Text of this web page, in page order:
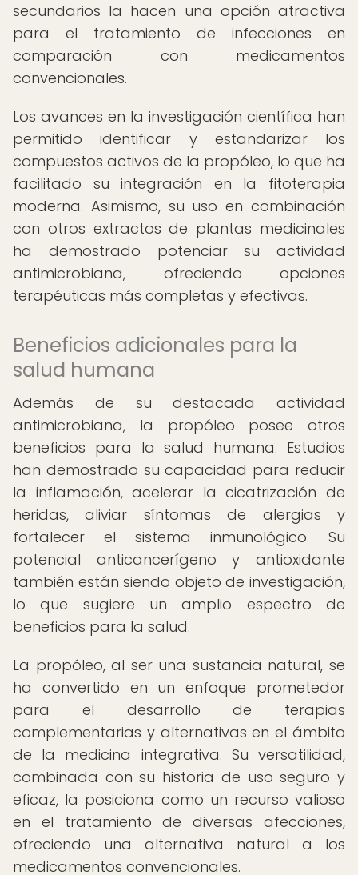
secundarios la hacen una opción atractiva
para el tratamiento de infecciones en
comparación con medicamentos
convencionales.
Los avances en la investigación científica han
permitido identificar y estandarizar los
compuestos activos de la propóleo, lo que ha
facilitado su integración en la fitoterapia
moderna. Asimismo, su uso en combinación
con otros extractos de plantas medicinales
ha demostrado potenciar su actividad
antimicrobiana, ofreciendo opciones
terapéuticas más completas y efectivas.
Beneficios adicionales para la
salud humana
Además de su destacada actividad
antimicrobiana, la propóleo posee otros
beneficios para la salud humana. Estudios
han demostrado su capacidad para reducir
la inflamación, acelerar la cicatrización de
heridas, aliviar síntomas de alergias y
fortalecer el sistema inmunológico. Su
potencial anticancerígeno y antioxidante
también están siendo objeto de investigación,
lo que sugiere un amplio espectro de
beneficios para la salud.
La propóleo, al ser una sustancia natural, se
ha convertido en un enfoque prometedor
para el desarrollo de terapias
complementarias y alternativas en el ámbito
de la medicina integrativa. Su versatilidad,
combinada con su historia de uso seguro y
eficaz, la posiciona como un recurso valioso
en el tratamiento de diversas afecciones,
ofreciendo una alternativa natural a los
medicamentos convencionales.